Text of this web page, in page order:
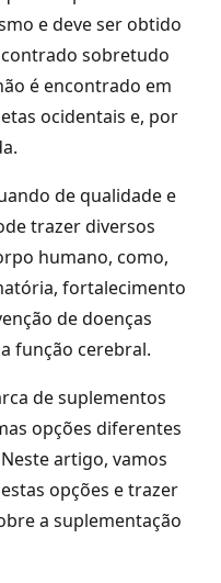
e deve ser obtido
sobretudo
é encontrado em
ocidentais e, por
de qualidade e
trazer diversos
humano, como,
fortalecimento
de doenças
função cerebral.
de suplementos
opções diferentes
artigo, vamos
opções e trazer
a suplementação